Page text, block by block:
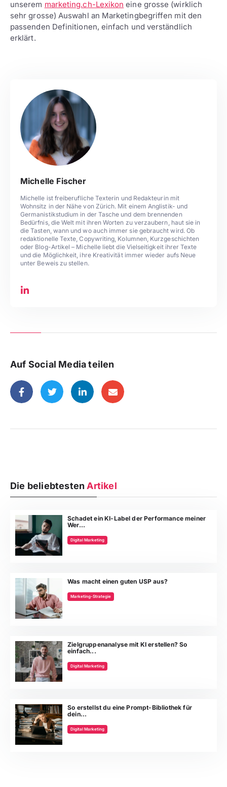
unserem marketing.ch-Lexikon eine grosse (wirklich
sehr grosse) Auswahl an Marketingbegriffen mit den
passenden Definitionen, einfach und verständlich
erklärt.
Michelle Fischer
Michelle ist freiberufliche Texterin und Redakteurin mit
Wohnsitz in der Nähe von Zürich. Mit einem Anglistik- und
Germanistikstudium in der Tasche und dem brennenden
Bedürfnis, die Welt mit ihren Worten zu verzaubern, haut sie in
die Tasten, wann und wo auch immer sie gebraucht wird. Ob
redaktionelle Texte, Copywriting, Kolumnen, Kurzgeschichten
oder Blog-Artikel – Michelle liebt die Vielseitigkeit ihrer Texte
und die Möglichkeit, ihre Kreativität immer wieder aufs Neue
unter Beweis zu stellen.
Auf Social Media teilen
Die beliebtesten Artikel
Schadet ein KI-Label der Performance meiner
Wer...
Digital Marketing
Was macht einen guten USP aus?
Marketing-Strategie
Zielgruppenanalyse mit KI erstellen? So
einfach...
Digital Marketing
So erstellst du eine Prompt-Bibliothek für
dein...
Digital Marketing